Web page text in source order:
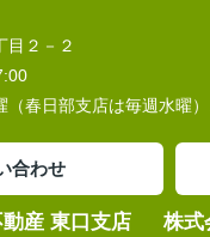
目２－２
（春日部支店は毎週水曜
合わせ
産 東口支店 株式